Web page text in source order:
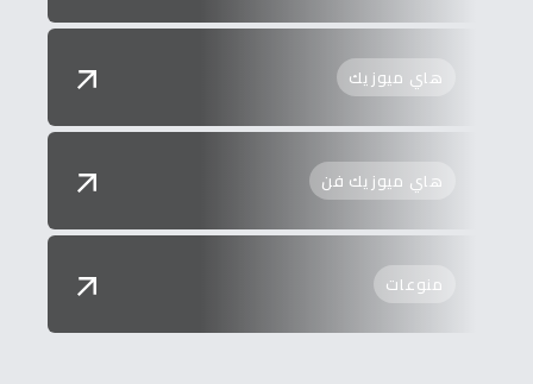
هاي ميوزيك
هاي ميوزيك فن
منوعات